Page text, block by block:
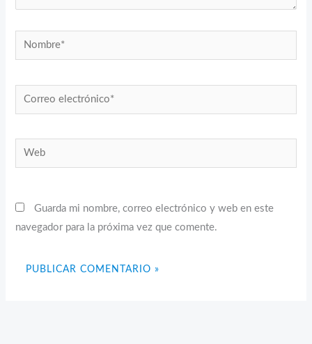
Nombre*
Correo
electrónico*
Web
Guarda mi nombre, correo electrónico y web en este
navegador para la próxima vez que comente.